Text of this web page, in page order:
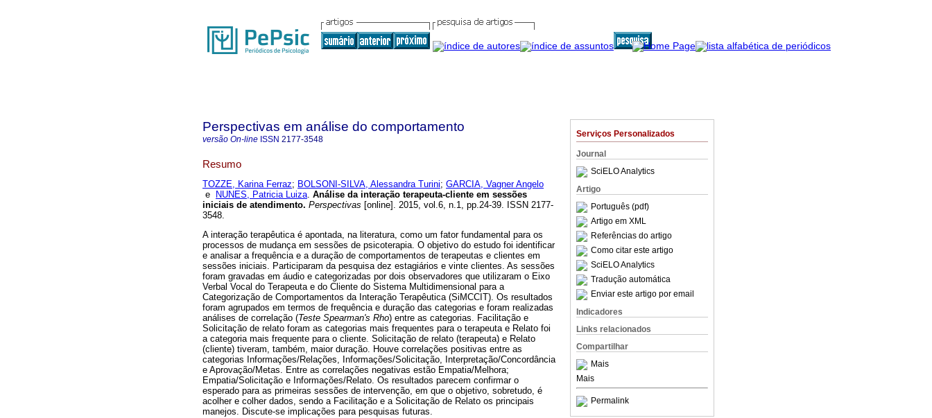
Serviços Personalizados
Journal
SciELO Analytics
Artigo
Português (pdf)
Artigo em XML
Referências do artigo
Como citar este artigo
SciELO Analytics
Tradução automática
Enviar este artigo por email
Indicadores
Links relacionados
Compartilhar
Mais
Mais
Permalink
Perspectivas em análise do comportamento
versão On-line ISSN 2177-3548
Resumo
TOZZE, Karina Ferraz; BOLSONI-SILVA, Alessandra Turini; GARCIA, Vagner Angelo
e
NUNES, Patricia Luiza. Análise da interação terapeuta-cliente em sessões
iniciais de atendimento. Perspectivas [online]. 2015, vol.6, n.1, pp.24-39. ISSN 2177-
3548.
A interação terapêutica é apontada, na literatura, como um fator fundamental para os
processos de mudança em sessões de psicoterapia. O objetivo do estudo foi identificar
e analisar a frequência e a duração de comportamentos de terapeutas e clientes em
sessões iniciais. Participaram da pesquisa dez estagiários e vinte clientes. As sessões
foram gravadas em áudio e categorizadas por dois observadores que utilizaram o Eixo
Verbal Vocal do Terapeuta e do Cliente do Sistema Multidimensional para a
Categorização de Comportamentos da Interação Terapêutica (SiMCCIT). Os resultados
foram agrupados em termos de frequência e duração das categorias e foram realizadas
análises de correlação (Teste Spearman's Rho) entre as categorias. Facilitação e
Solicitação de relato foram as categorias mais frequentes para o terapeuta e Relato foi
a categoria mais frequente para o cliente. Solicitação de relato (terapeuta) e Relato
(cliente) tiveram, também, maior duração. Houve correlações positivas entre as
categorias Informações/Relações, Informações/Solicitação, Interpretação/Concordância
e Aprovação/Metas. Entre as correlações negativas estão Empatia/Melhora;
Empatia/Solicitação e Informações/Relato. Os resultados parecem confirmar o
esperado para as primeiras sessões de intervenção, em que o objetivo, sobretudo, é
acolher e colher dados, sendo a Facilitação e a Solicitação de Relato os principais
manejos. Discute-se implicações para pesquisas futuras.